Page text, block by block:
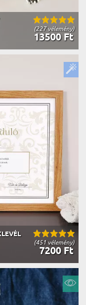
(227 vélemény)
13500 Ft
(451 vélemény)
7200 Ft